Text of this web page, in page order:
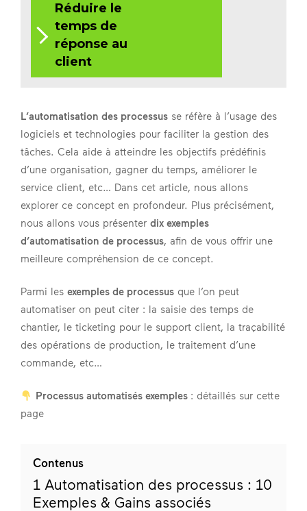
Réduire le
temps de
réponse au
client
L’automatisation des processus se réfère à l’usage des
logiciels et technologies pour faciliter la gestion des
tâches. Cela aide à atteindre les objectifs prédéfinis
d’une organisation, gagner du temps, améliorer le
service client, etc… Dans cet article, nous allons
explorer ce concept en profondeur. Plus précisément,
nous allons vous présenter dix exemples
d’automatisation de processus, afin de vous offrir une
meilleure compréhension de ce concept.
Parmi les exemples de processus que l’on peut
automatiser on peut citer : la saisie des temps de
chantier, le ticketing pour le support client, la traçabilité
des opérations de production, le traitement d’une
commande, etc…
Processus automatisés exemples : détaillés sur cette
page
Contenus
1 Automatisation des processus : 10
Exemples & Gains associés